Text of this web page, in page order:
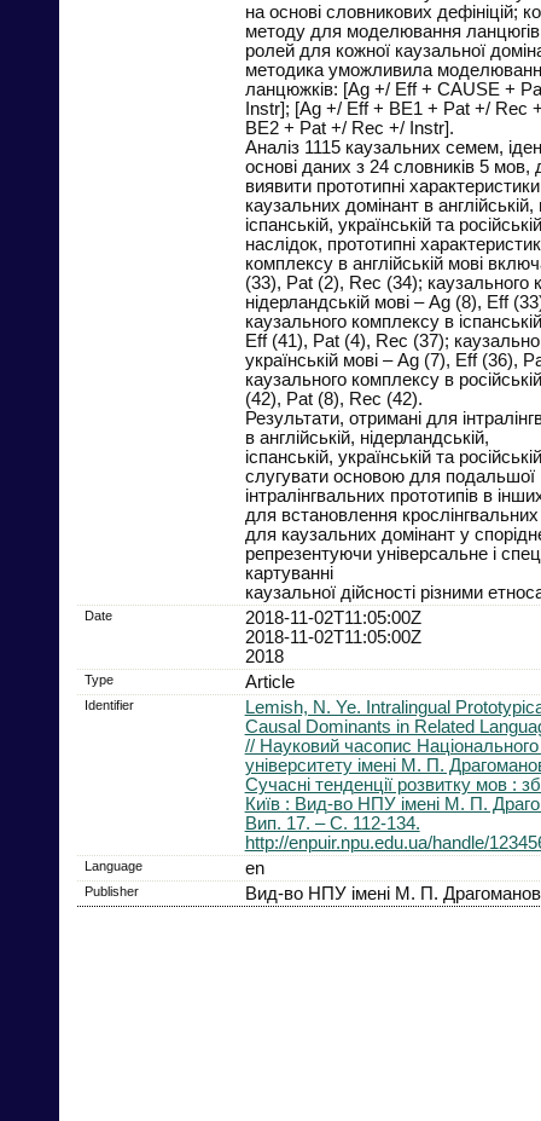
на основі словникових дефініцій;
методу для моделювання
ролей для кожної каузальної
методика уможливила
ланцюжків: [Ag +/ Eff + CAUSE +
Instr]; [Ag +/ Eff + BE1 + Pat +/ Rec
BE2 + Pat +/ Rec +/ Instr].
Аналіз 1115 каузальних семем,
основі даних з 24 словників 5 мов,
виявити прототипні
каузальних домінант в англійській,
іспанській, українській та
наслідок, прототипні
комплексу в англійській мові
(33), Pat (2), Rec (34); каузального
нідерландській мові – Ag (8), Eff
каузального комплексу в
Eff (41), Pat (4), Rec (37);
українській мові – Ag (7), Eff (36),
каузального комплексу в
(42), Pat (8), Rec (42).
Результати, отримані для
в англійській, нідерландській,
іспанській, українській та
слугувати основою для подальшої
інтралінгвальних прототипів в
для встановлення крослінгвальних
для каузальних домінант у
репрезентуючи універсальне і
картуванні
каузальної дійсності різними
Date
2018-11-02T11:05:00Z
2018-11-02T11:05:00Z
2018
Type Article
Identifier
Lemish, N. Ye. Intralingual
Causal Dominants in Related
// Науковий часопис Національного
університету імені М. П.
Сучасні тенденції розвитку мов :
Київ : Вид-во НПУ імені М. П.
Вип. 17. – С. 112-134.
http://enpuir.npu.edu.ua/handle/
Language en
Publisher Вид-во НПУ імені М. П.